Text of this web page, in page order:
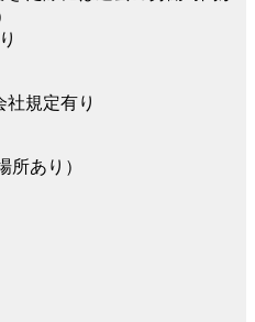
社規定有り
所あり）